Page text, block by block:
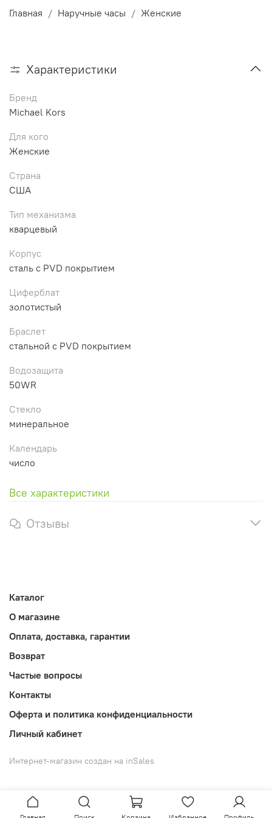
Главная Наручные часы Женские
Характеристики
Бренд
Michael Kors
Для кого
Женские
Страна
США
Тип механизма
кварцевый
Корпус
сталь с PVD покрытием
Циферблат
золотистый
Браслет
стальной с PVD покрытием
Водозащита
50WR
Стекло
минеральное
Календарь
число
Все характеристики
Отзывы
Каталог
О магазине
Оплата, доставка, гарантии
Возврат
Частые вопросы
Контакты
Оферта и политика конфиденциальности
Личный кабинет
Интернет-магазин создан на inSales